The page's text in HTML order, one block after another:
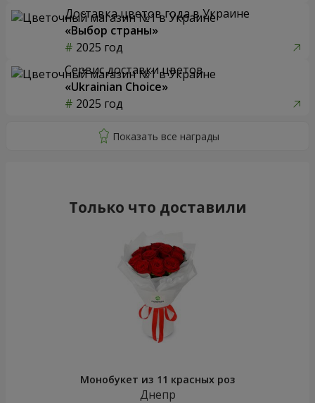
Доставка цветов года в Украине
«Выбор страны»
2025 год
Сервис доставки цветов
«Ukrainian Choice»
2025 год
Только что доставили
Монобукет из 11 красных роз
Днепр